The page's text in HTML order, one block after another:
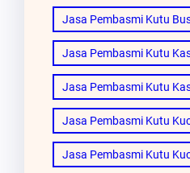
Jasa Pembasmi Kutu
Jasa Pembasmi Kutu
Jasa Pembasmi Kutu
Jasa Pembasmi Kutu
Jasa Pembasmi Kutu